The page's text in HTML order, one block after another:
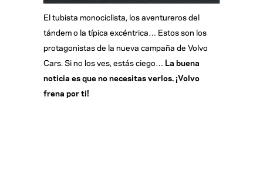
El tubista monociclista, los aventureros del
tándem o la típica excéntrica… Estos son los
protagonistas de la nueva campaña de Volvo
Cars. Si no los ves, estás ciego… La buena
noticia es que no necesitas verlos. ¡Volvo
frena por ti!